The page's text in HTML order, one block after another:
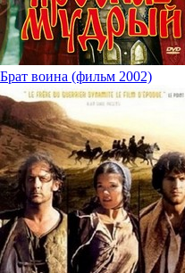
Брат воина (фильм 2002)